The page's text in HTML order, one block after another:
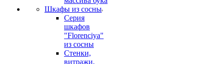
Шкафы из сосны
Серия
шкафов
"Florenciya"
из сосны
Стенки,
витражи,